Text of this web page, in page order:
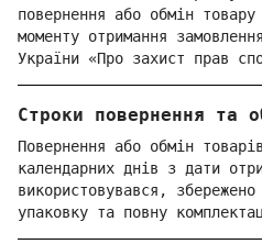
повернення або обмін
моменту отримання
України «Про захист прав
Строки повернення та
Повернення або обмін
календарних днів з дати
використовувався,
упаковку та повну